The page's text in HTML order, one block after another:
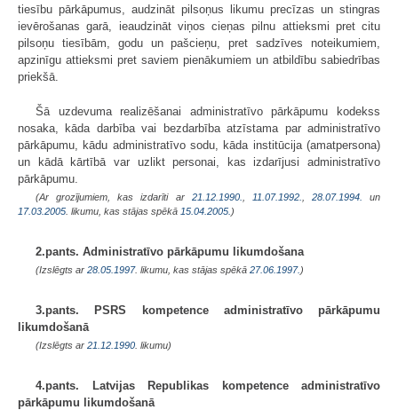
tiesību pārkāpumus, audzināt pilsoņus likumu precīzas un stingras
ievērošanas garā, ieaudzināt viņos cieņas pilnu attieksmi pret citu
pilsoņu tiesībām, godu un pašcieņu, pret sadzīves noteikumiem,
apzinīgu attieksmi pret saviem pienākumiem un atbildību sabiedrības
priekšā.
Šā uzdevuma realizēšanai administratīvo pārkāpumu kodekss
nosaka, kāda darbība vai bezdarbība atzīstama par administratīvo
pārkāpumu, kādu administratīvo sodu, kāda institūcija (amatpersona)
un kādā kārtībā var uzlikt personai, kas izdarījusi administratīvo
pārkāpumu.
(Ar grozījumiem, kas izdarīti ar 21.12.1990. 11.07.1992. 28.07.1994.
un
17.03.2005 . likumu, kas stājas spēkā 15.04.2005. )
2.pants. Administratīvo pārkāpumu likumdošana
(Izslēgts ar 28.05.1997. likumu, kas stājas spēkā 27.06.1997. )
3.pants. PSRS kompetence administratīvo pārkāpumu
likumdošanā
(Izslēgts ar 21.12.1990 . likumu)
4.pants. Latvijas Republikas kompetence administratīvo
pārkāpumu likumdošanā